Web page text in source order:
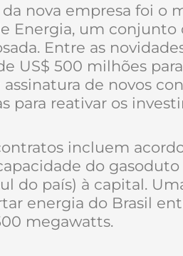
nova empresa foi o
Energia, um
Entre as
US$ 500 milhões
assinatura de novos
para reativar os
incluem
do
do país) à capital.
energia do Brasil
megawatts.